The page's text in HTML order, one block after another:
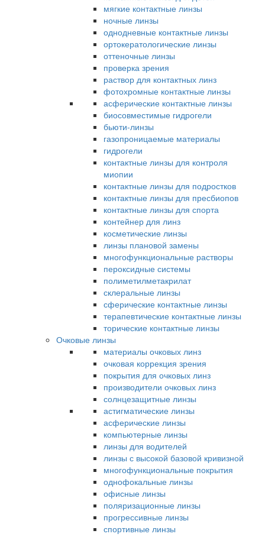
мягкие контактные линзы
ночные линзы
однодневные контактные линзы
ортокератологические линзы
оттеночные линзы
проверка зрения
раствор для контактных линз
фотохромные контактные линзы
асферические контактные линзы
биосовместимые гидрогели
бьюти-линзы
газопроницаемые материалы
гидрогели
контактные линзы для контроля
миопии
контактные линзы для подростков
контактные линзы для пресбиопов
контактные линзы для спорта
контейнер для линз
косметические линзы
линзы плановой замены
многофункциональные растворы
пероксидные системы
полиметилметакрилат
склеральные линзы
сферические контактные линзы
терапевтические контактные линзы
торические контактные линзы
Очковые линзы
материалы очковых линз
очковая коррекция зрения
покрытия для очковых линз
производители очковых линз
солнцезащитные линзы
астигматические линзы
асферические линзы
компьютерные линзы
линзы для водителей
линзы с высокой базовой кривизной
многофункциональные покрытия
однофокальные линзы
офисные линзы
поляризационные линзы
прогрессивные линзы
спортивные линзы